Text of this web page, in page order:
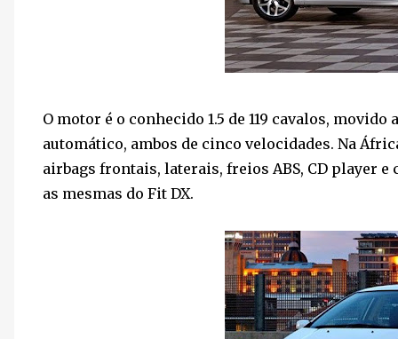
O motor é o conhecido 1.5 de 119 cavalos,
automático, ambos de cinco velocidades. Na
airbags frontais, laterais, freios ABS, CD player
as mesmas do Fit DX.